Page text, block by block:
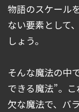
物語のスケール
ない要素として
しょう。
そんな魔法の中
できる魔法”。
欠な魔法で、バ